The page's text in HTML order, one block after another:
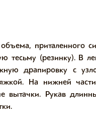
приталенного
тесьму (резинку). В
драпировку с
На нижней
вытачки. Рукав